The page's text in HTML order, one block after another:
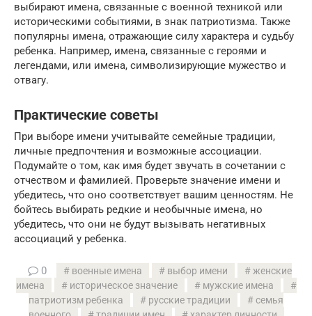
выбирают имена, связанные с военной техникой или
историческими событиями, в знак патриотизма. Также
популярны имена, отражающие силу характера и судьбу
ребенка. Например, имена, связанные с героями и
легендами, или имена, символизирующие мужество и
отвагу.
Практические советы
При выборе имени учитывайте семейные традиции,
личные предпочтения и возможные ассоциации.
Подумайте о том, как имя будет звучать в сочетании с
отчеством и фамилией. Проверьте значение имени и
убедитесь, что оно соответствует вашим ценностям. Не
бойтесь выбирать редкие и необычные имена, но
убедитесь, что они не будут вызывать негативных
ассоциаций у ребенка.
0 военные имена выбор имени
женские
имена
историческое значение
мужские имена
патриотизм ребенка
русские традиции
семья